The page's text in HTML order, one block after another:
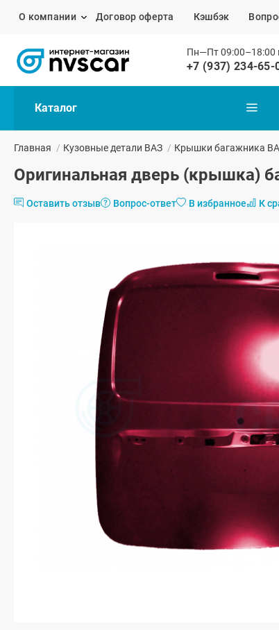
О компании Договор оферта Кэшбэк
Пн—Пт 09:00–18:00
+7 (937) 234-65-
Каталог
Главная / Кузовные детали ВАЗ / Крышки багажника
Оригинальная дверь (крышка)
Оставить отзыв Вопрос-ответ В избранное К